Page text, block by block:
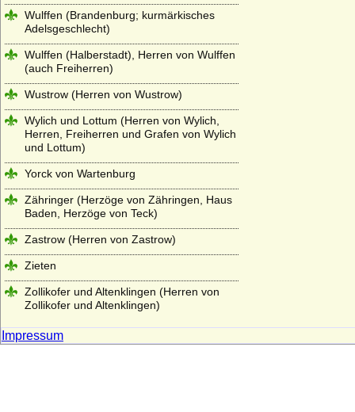
Wulffen (Brandenburg; kurmärkisches
Adelsgeschlecht)
Wulffen (Halberstadt), Herren von Wulffen
(auch Freiherren)
Wustrow (Herren von Wustrow)
Wylich und Lottum (Herren von Wylich,
Herren, Freiherren und Grafen von Wylich
und Lottum)
Yorck von Wartenburg
Zähringer (Herzöge von Zähringen, Haus
Baden, Herzöge von Teck)
Zastrow (Herren von Zastrow)
Zieten
Zollikofer und Altenklingen (Herren von
Zollikofer und Altenklingen)
Impressum